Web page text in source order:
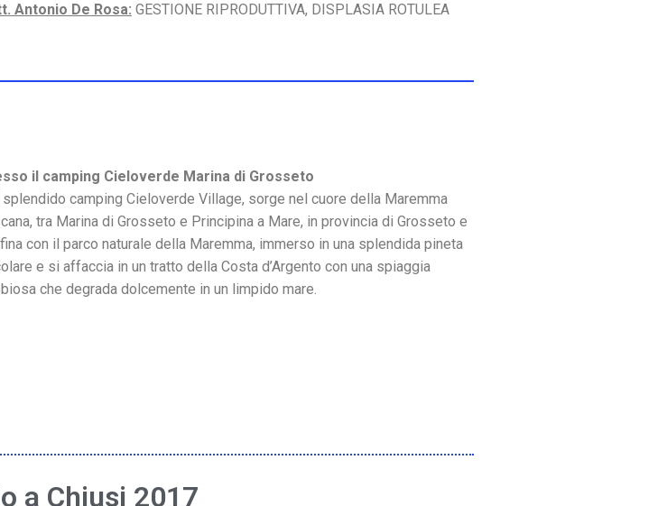
Antonio De Rosa: GESTIONE RIPRODUTTIVA, DISPLASIA ROTULEA
il camping Cieloverde Marina di Grosseto
splendido camping Cieloverde Village, sorge nel cuore della Maremma
tra Marina di Grosseto e Principina a Mare, in provincia di Grosseto e
con il parco naturale della Maremma, immerso in una splendida pineta
e si affaccia in un tratto della Costa d’Argento con una spiaggia
che degrada dolcemente in un limpido mare.
a Chiusi 2017